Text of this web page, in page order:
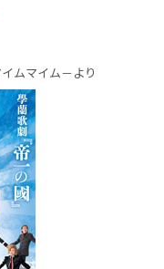
ムマイム－より